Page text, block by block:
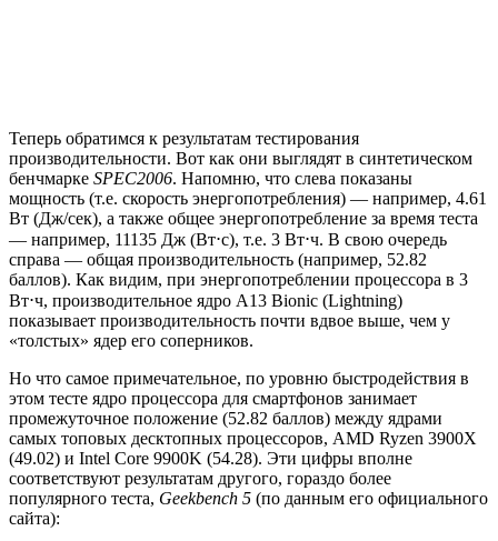
Теперь обратимся к результатам тестирования
производительности. Вот как они выглядят в синтетическом
бенчмарке SPEC2006. Напомню, что слева показаны
мощность (т.е. скорость энергопотребления) — например, 4.61
Вт (Дж/сек), а также общее энергопотребление за время теста
— например, 11135 Дж (Вт⋅с), т.е. 3 Вт⋅ч. В свою очередь
справа — общая производительность (например, 52.82
баллов). Как видим, при энергопотреблении процессора в 3
Вт⋅ч, производительное ядро A13 Bionic (Lightning)
показывает производительность почти вдвое выше, чем у
«толстых» ядер его соперников.
Но что самое примечательное, по уровню быстродействия в
этом тесте ядро процессора для смартфонов занимает
промежуточное положение (52.82 баллов) между ядрами
самых топовых десктопных процессоров, AMD Ryzen 3900X
(49.02) и Intel Core 9900K (54.28). Эти цифры вполне
соответствуют результатам другого, гораздо более
популярного теста, Geekbench 5 (по данным его официального
сайта):